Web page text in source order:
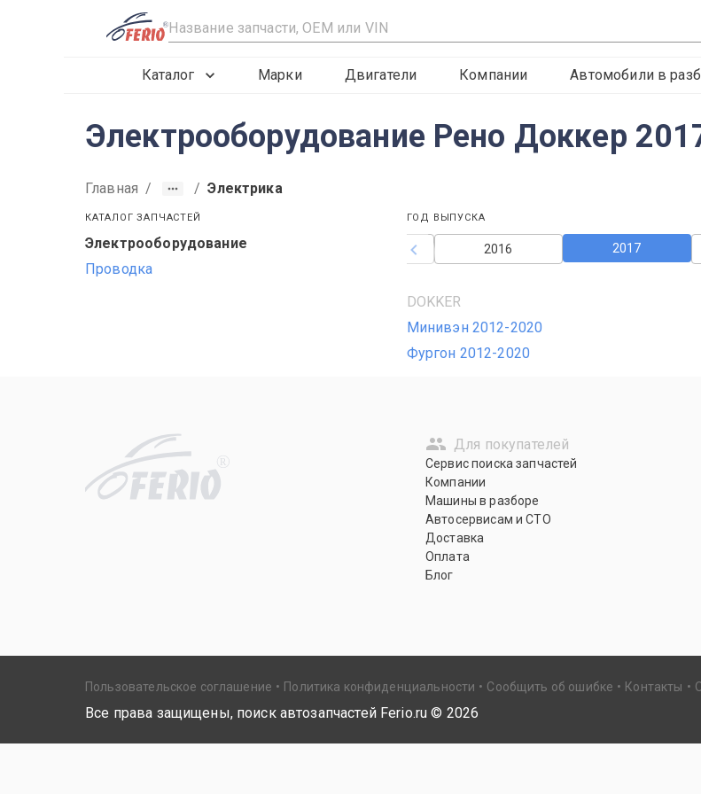
R
Каталог Марки Двигатели Компании Автомобили в
Электрооборудование Рено Доккер
Главная / / Электрика
КАТАЛОГ ЗАПЧАСТЕЙ
Электрооборудование
Проводка
ГОД ВЫПУСКА
2017
2016
2014
2013
DOKKER
Минивэн 2012-2020
Фургон 2012-2020
R
Для покупателей
Сервис поиска запчастей
Компании
Машины в разборе
Автосервисам и СТО
Доставка
Оплата
Блог
Пользовательское соглашение Политика конфиденциальности Сообщить об ошибке Контакты
Все права защищены, поиск автозапчастей Ferio.ru © 2026